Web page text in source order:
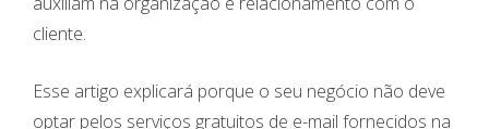
cliente.
Esse artigo explicará porque o seu negócio não deve
optar pelos serviços gratuitos de e-mail fornecidos na